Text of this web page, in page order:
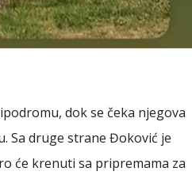
dok se čeka njegova
Sa druge strane Đoković je
će krenuti sa pripremama za